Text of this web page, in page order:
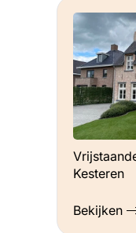
Kesteren
Bekijken